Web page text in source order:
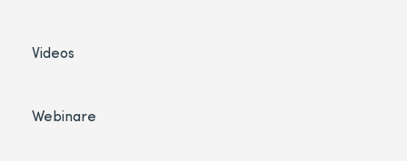
Videos
Webinare